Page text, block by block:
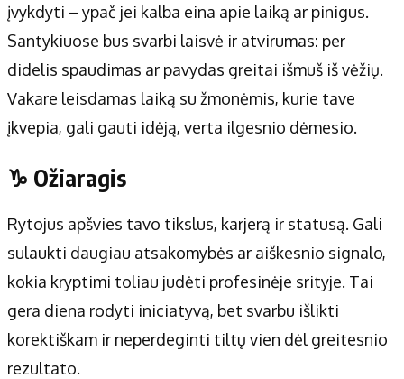
įvykdyti – ypač jei kalba eina apie laiką ar pinigus.
Santykiuose bus svarbi laisvė ir atvirumas: per
didelis spaudimas ar pavydas greitai išmuš iš vėžių.
Vakare leisdamas laiką su žmonėmis, kurie tave
įkvepia, gali gauti idėją, verta ilgesnio dėmesio.
♑ Ožiaragis
Rytojus apšvies tavo tikslus, karjerą ir statusą. Gali
sulaukti daugiau atsakomybės ar aiškesnio signalo,
kokia kryptimi toliau judėti profesinėje srityje. Tai
gera diena rodyti iniciatyvą, bet svarbu išlikti
korektiškam ir neperdeginti tiltų vien dėl greitesnio
rezultato.